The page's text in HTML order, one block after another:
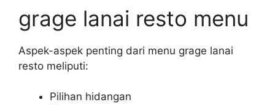
grage lanai resto menu
Aspek-aspek penting dari menu grage lanai
resto meliputi:
Pilihan hidangan